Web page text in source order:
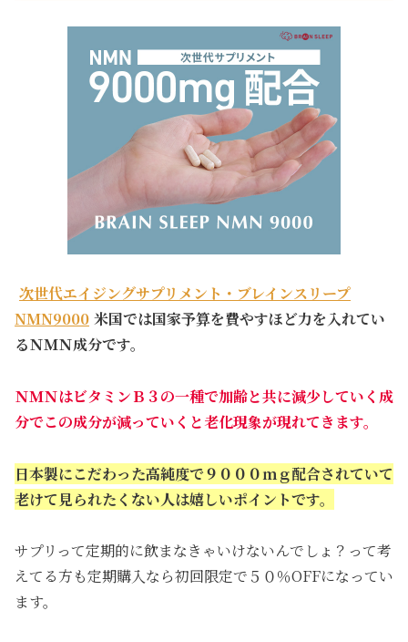
次世代エイジングサプリメント・ブレインスリープ
NMN9000 米国では国家予算を費やすほど力を入れてい
るＮＭＮ成分です。
ＮＭＮはビタミンＢ３の一種で加齢と共に減少していく成
分でこの成分が減っていくと老化現象が現れてきます。
日本製にこだわった高純度で９０００ｍｇ配合されていて
老けて見られたくない人は嬉しいポイントです。
サプリって定期的に飲まなきゃいけないんでしょ？って考
えてる方も定期購入なら初回限定で５０％OFFになってい
ます。